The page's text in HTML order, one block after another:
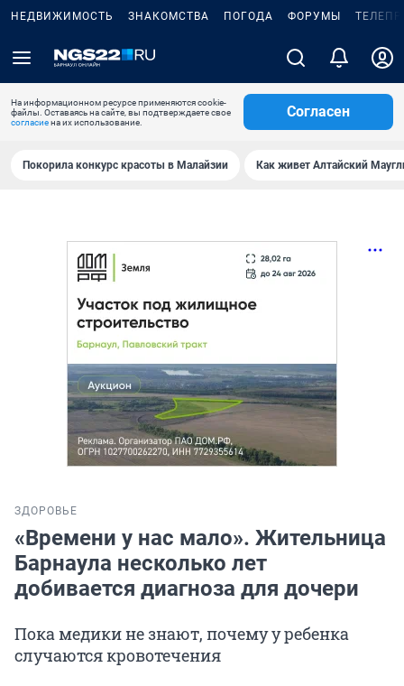
НЕДВИЖИМОСТЬ ЗНАКОМСТВА ПОГОДА ФОРУМЫ
На информационном ресурсе применяются cookie-
файлы. Оставаясь на сайте, вы подтверждаете свое
согласиена их использование.
Согласен
Покорила конкурс красоты в Малайзии Как живет Алтайский
ЗДОРОВЬЕ
«Времени у нас мало». Жительница
Барнаула несколько лет
добивается диагноза для дочери
Пока медики не знают, почему у ребенка
случаются кровотечения